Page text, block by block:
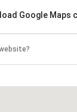
Google Maps